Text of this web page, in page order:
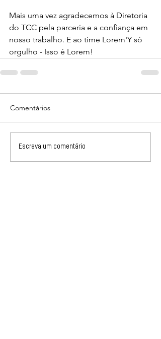
Mais uma vez agradecemos à Diretoria
do TCC pela parceria e a confiança em
nosso trabalho. E ao time Lorem'Y só
orgulho - Isso é Lorem!
Comentários
Escreva um comentário